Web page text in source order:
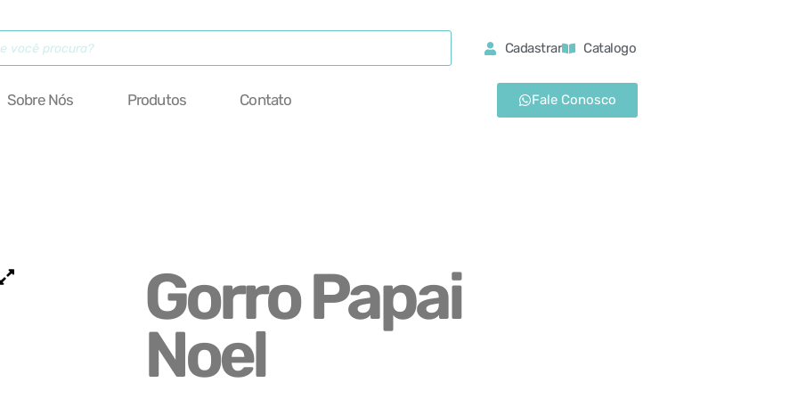
Cadastrar Catalogo
Sobre Nós Produtos Contato Fale Conosco
Gorro Papai
Noel